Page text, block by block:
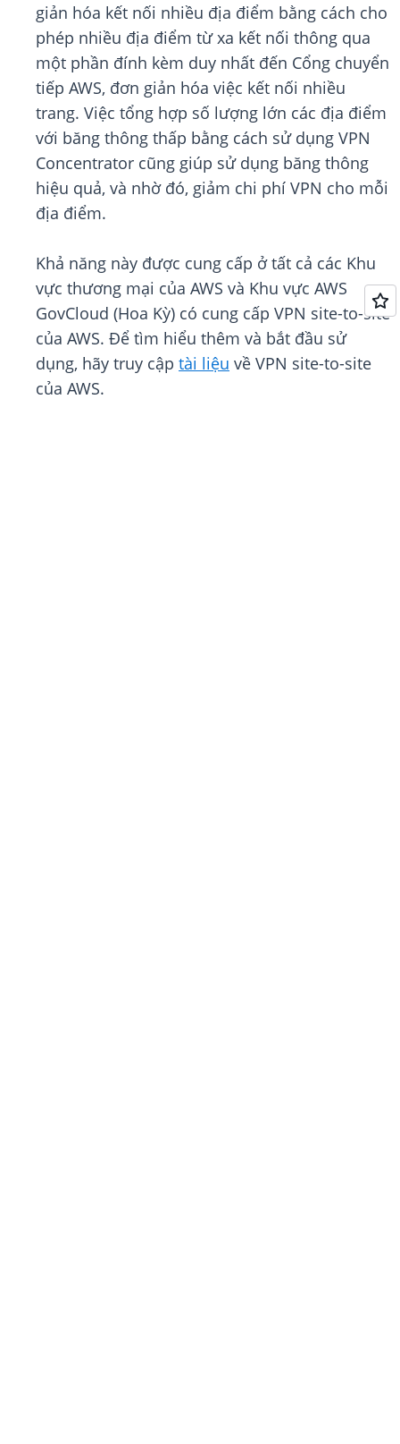
giản hóa kết nối nhiều địa điểm bằng cách cho
phép nhiều địa điểm từ xa kết nối thông qua
một phần đính kèm duy nhất đến Cổng chuyển
tiếp AWS, đơn giản hóa việc kết nối nhiều
trang. Việc tổng hợp số lượng lớn các địa điểm
với băng thông thấp bằng cách sử dụng VPN
Concentrator cũng giúp sử dụng băng thông
hiệu quả, và nhờ đó, giảm chi phí VPN cho mỗi
địa điểm.
Khả năng này được cung cấp ở tất cả các Khu
vực thương mại của AWS và Khu vực AWS
GovCloud (Hoa Kỳ) có cung cấp VPN site-to-site
của AWS. Để tìm hiểu thêm và bắt đầu sử
dụng, hãy truy cập tài liệu về VPN site-to-site
của AWS.